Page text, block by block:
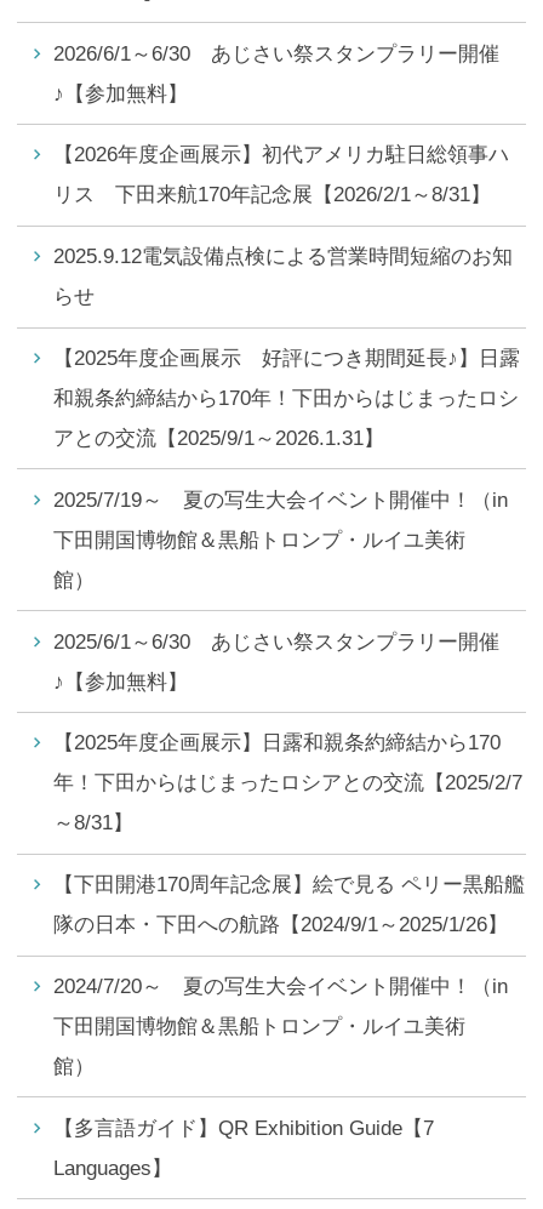
2026/6/1～6/30 あじさい祭スタンプラリー開催
♪【参加無料】
【2026年度企画展示】初代アメリカ駐日総領事ハ
リス 下田来航170年記念展【2026/2/1～8/31】
2025.9.12電気設備点検による営業時間短縮のお知
らせ
【2025年度企画展示 好評につき期間延長♪】日露
和親条約締結から170年！下田からはじまったロシ
アとの交流【2025/9/1～2026.1.31】
2025/7/19～ 夏の写生大会イベント開催中！（in
下田開国博物館＆黒船トロンプ・ルイユ美術
館）
2025/6/1～6/30 あじさい祭スタンプラリー開催
♪【参加無料】
【2025年度企画展示】日露和親条約締結から170
年！下田からはじまったロシアとの交流【2025/2/7
～8/31】
【下田開港170周年記念展】絵で見る ペリー黒船艦
隊の日本・下田への航路【2024/9/1～2025/1/26】
2024/7/20～ 夏の写生大会イベント開催中！（in
下田開国博物館＆黒船トロンプ・ルイユ美術
館）
【多言語ガイド】QR Exhibition Guide【7
Languages】